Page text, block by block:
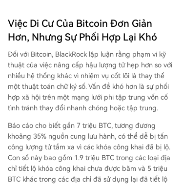
Việc Di Cư Của Bitcoin Đơn Giản
Hơn, Nhưng Sự Phối Hợp Lại Khó
Đối với Bitcoin, BlackRock lập luận rằng phạm vi kỹ
thuật của việc nâng cấp hậu lượng tử hẹp hơn so với
nhiều hệ thống khác vì nhiệm vụ cốt lõi là thay thế
một thuật toán chữ ký số. Vấn đề khó hơn là sự phối
hợp xã hội trên một mạng lưới phi tập trung vốn cố
tình tránh thay đổi nhanh chóng hoặc tập trung.
Báo cáo cho biết gần 7 triệu BTC, tương đương
khoảng 35% nguồn cung lưu hành, có thể dễ bị tấn
công lượng tử tầm xa vì các khóa công khai đã bị lộ.
Con số này bao gồm 1.9 triệu BTC trong các loại địa
chỉ tiết lộ khóa công khai chưa được băm và 5 triệu
BTC khác trong các địa chỉ đã sử dụng lại đã tiết lộ